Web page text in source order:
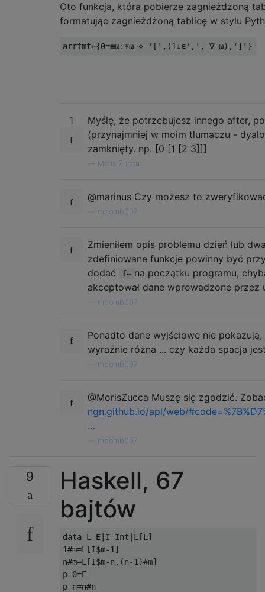
Oto funkcja, która pobierze zagnieżdżoną
formatując zagnieżdżoną tablicę w stylu
1
Myślę, że potrzebujesz innego after,
(przynajmniej w moim tłumaczu -
zamknięty. np. [0 [1 [2 3]]]
Moris Zucca
@marinus Czy możesz to
mbomb007
Zmieniłem opis problemu dzień lub
zdefiniowane funkcje powinny być
dodać
f← na początku programu,
akceptował dane wprowadzone przez
mbomb007
Ponadto dane wyjściowe nie
wyraźnie różna ... czy każda spacja
mbomb007
@MorisZucca Muszę się zgodzić.
ngn.github.io/apl/web/
…
mbomb007
9
Haskell, 67
bajtów
data L=E|I Int|L[L]
1#m=L[I$m-1]
n#m=L[I$m-n,(n-1)#m]
p 0=E